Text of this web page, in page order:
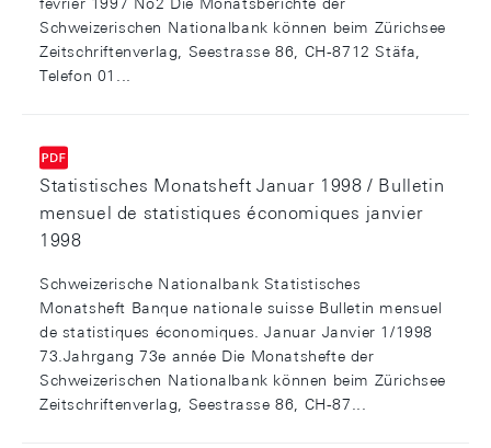
Schweizerischen Nationalbank können beim Zürichsee
Zeitschriftenverlag, Seestrasse 86, CH-8712 Stäfa,
Telefon 01...
Statistisches Monatsheft Januar 1998 / Bulletin
mensuel de statistiques économiques janvier
1998
Schweizerische Nationalbank Statistisches
Monatsheft Banque nationale suisse Bulletin mensuel
de statistiques économiques. Januar Janvier 1/1998
73.Jahrgang 73e année Die Monatshefte der
Schweizerischen Nationalbank können beim Zürichsee
Zeitschriftenverlag, Seestrasse 86, CH-87...